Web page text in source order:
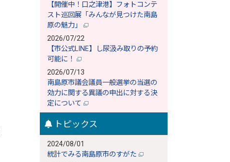
【開催中！口之津港】フォトコンテ
スト巡回展「みんなが見つけた南島
原の魅力」
2026/07/22
【市公式LINE】し尿汲み取りの予約
可能に！
2026/07/13
南島原市議会議員一般選挙の当選の
効力に関する異議の申出に対する決
定について
トピックス
2024/08/01
統計でみる南島原市のすがた